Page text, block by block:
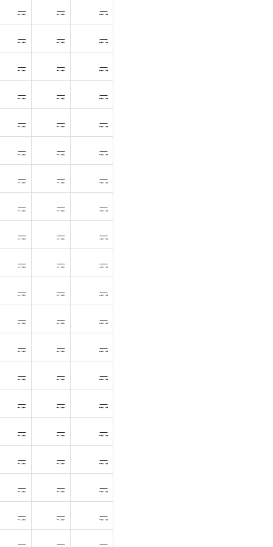
— — —
— — —
— — —
— — —
— — —
— — —
— — —
— — —
— — —
— — —
— — —
— — —
— — —
— — —
— — —
— — —
— — —
— — —
— — —
— — —